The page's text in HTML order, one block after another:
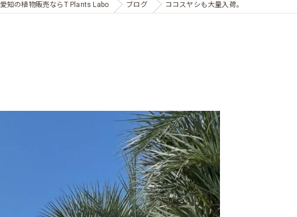
サボテン
愛知の植物販売ならT Plants Labo ブログ ココスヤシも大量入荷。